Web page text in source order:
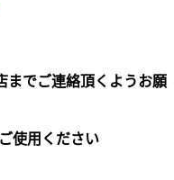
でご連絡頂くようお願
使用ください